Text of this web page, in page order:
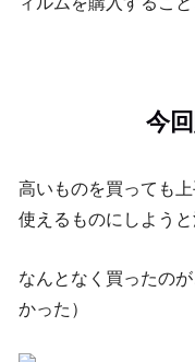
今
高いものを買っても
使えるものにしようと
なんとなく買ったの
かった）